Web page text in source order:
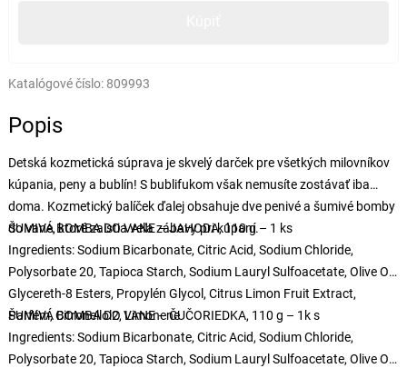
Katalógové číslo: 809993
Popis
Detská kozmetická súprava je skvelý darček pre všetkých milovníkov
kúpania, peny a bublín! S bublifukom však nemusíte zostávať iba
doma. Kozmetický balíček ďalej obsahuje dve penivé a šumivé bomby
do vane, ktoré zaistia veľa zábavy pri kúpaní.
ŠUMIVÁ BOMBA DO VANE – JAHODA, 110 g – 1 ks
Ingredients: Sodium Bicarbonate, Citric Acid, Sodium Chloride,
Polysorbate 20, Tapioca Starch, Sodium Lauryl Sulfoacetate, Olive Oil
Glycereth-8 Esters, Propylén Glycol, Citrus Limon Fruit Extract,
Parfém, Citronellol2, Limonene
ŠUMIVÁ BOMBA DO VANE – ČUČORIEDKA, 110 g – 1k s
Ingredients: Sodium Bicarbonate, Citric Acid, Sodium Chloride,
Polysorbate 20, Tapioca Starch, Sodium Lauryl Sulfoacetate, Olive Oil